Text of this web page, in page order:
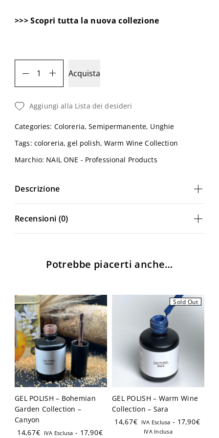
Password dimenticata?
Ricordami
Hai già un account?
Registrati
>>> Scopri tutta la nuova collezione
Acquista
Aggiungi alla Lista dei desideri
Categories: Coloreria,Semipermanente, Unghie
Tags: coloreria,gel polish,Warm Wine Collection
Marchio: NAIL ONE - Professional Products
Descrizione
Recensioni (0)
Potrebbe piacerti anche…
GEL POLISH – Bohemian
Garden Collection –
Canyon
14,67€ IVA Esclusa - 17,90€
Sold Out
GEL POLISH – Warm Wine
Collection – Sara
14,67€ IVA Esclusa - 17,90€
IVA Inclusa